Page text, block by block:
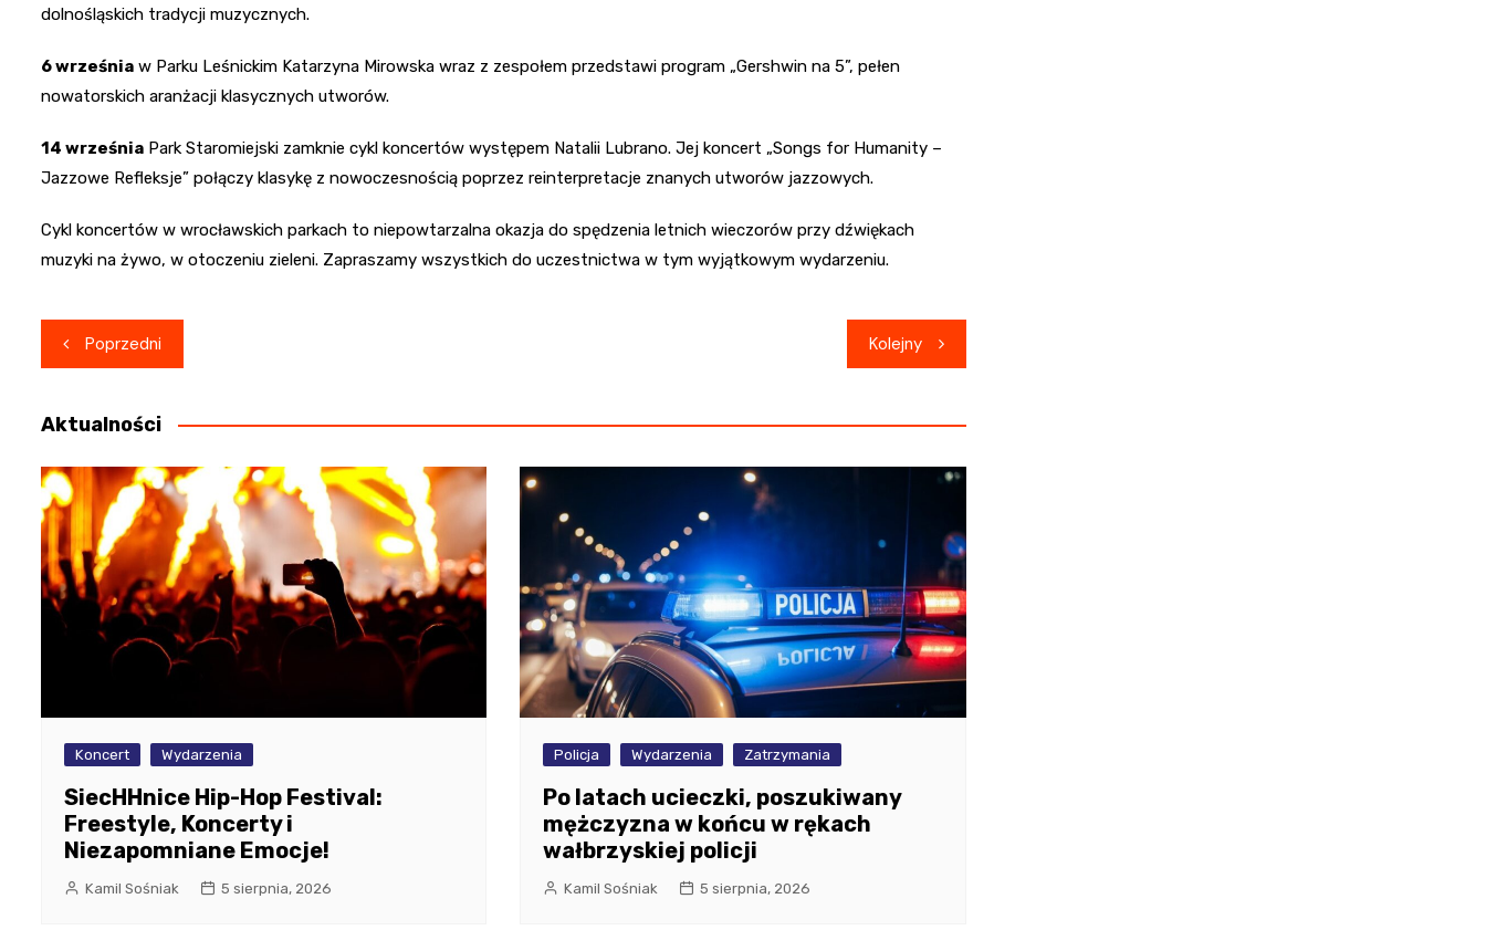
dolnośląskich tradycji muzycznych.
6 września w Parku Leśnickim Katarzyna Mirowska wraz z zespołem przedstawi program „Gershwin na 5”, pełen
nowatorskich aranżacji klasycznych utworów.
14 września Park Staromiejski zamknie cykl koncertów występem Natalii Lubrano. Jej koncert „Songs for Humanity –
Jazzowe Refleksje” połączy klasykę z nowoczesnością poprzez reinterpretacje znanych utworów jazzowych.
Cykl koncertów w wrocławskich parkach to niepowtarzalna okazja do spędzenia letnich wieczorów przy dźwiękach
muzyki na żywo, w otoczeniu zieleni. Zapraszamy wszystkich do uczestnictwa w tym wyjątkowym wydarzeniu.
Nawigacja
wpisu
Poprzedni Kolejny
Aktualności
Koncert Wydarzenia
SiecHHnice Hip-Hop Festival:
Freestyle, Koncerty i
Niezapomniane Emocje!
Kamil Sośniak 5 sierpnia, 2026
Policja Wydarzenia Zatrzymania
Po latach ucieczki, poszukiwany
mężczyzna w końcu w rękach
wałbrzyskiej policji
Kamil Sośniak 5 sierpnia, 2026